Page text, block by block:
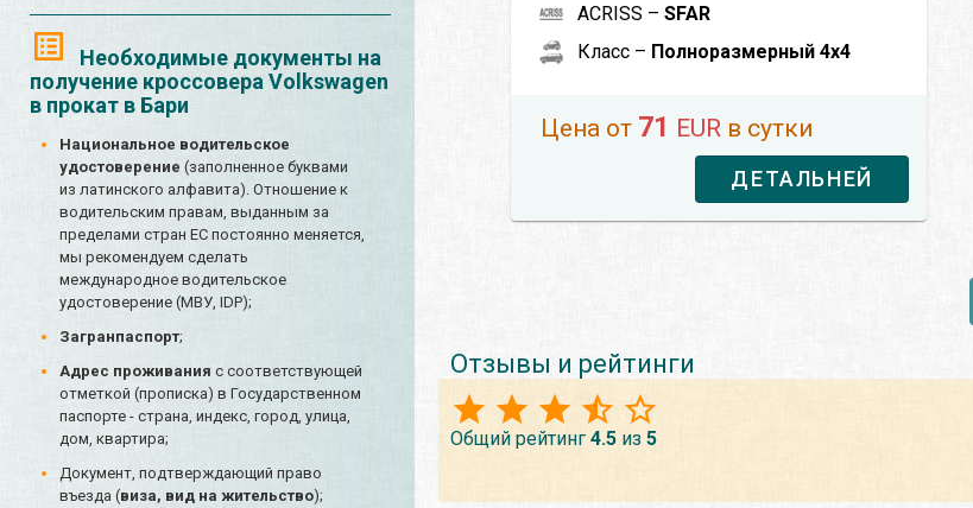
Необходимые документы на
получение кроссовера Volkswagen
в прокат в Бари
Национальное водительское
удостоверение (заполненное буквами
из латинского алфавита). Отношение к
водительским правам, выданным за
пределами стран ЕС постоянно меняется,
мы рекомендуем сделать
международное водительское
удостоверение (МВУ, IDP);
Загранпаспорт;
Адрес проживания с соответствующей
отметкой (прописка) в Государственном
паспорте - страна, индекс, город, улица,
дом, квартира;
Документ, подтверждающий право
въезда (виза, вид на жительство);
ACRISS – SFAR
Класс – Полноразмерный 4x4
Цена от 71 EUR в сутки
ДЕТАЛЬНЕЙ
Отзывы и рейтинги
Общий рейтинг 4.5из 5